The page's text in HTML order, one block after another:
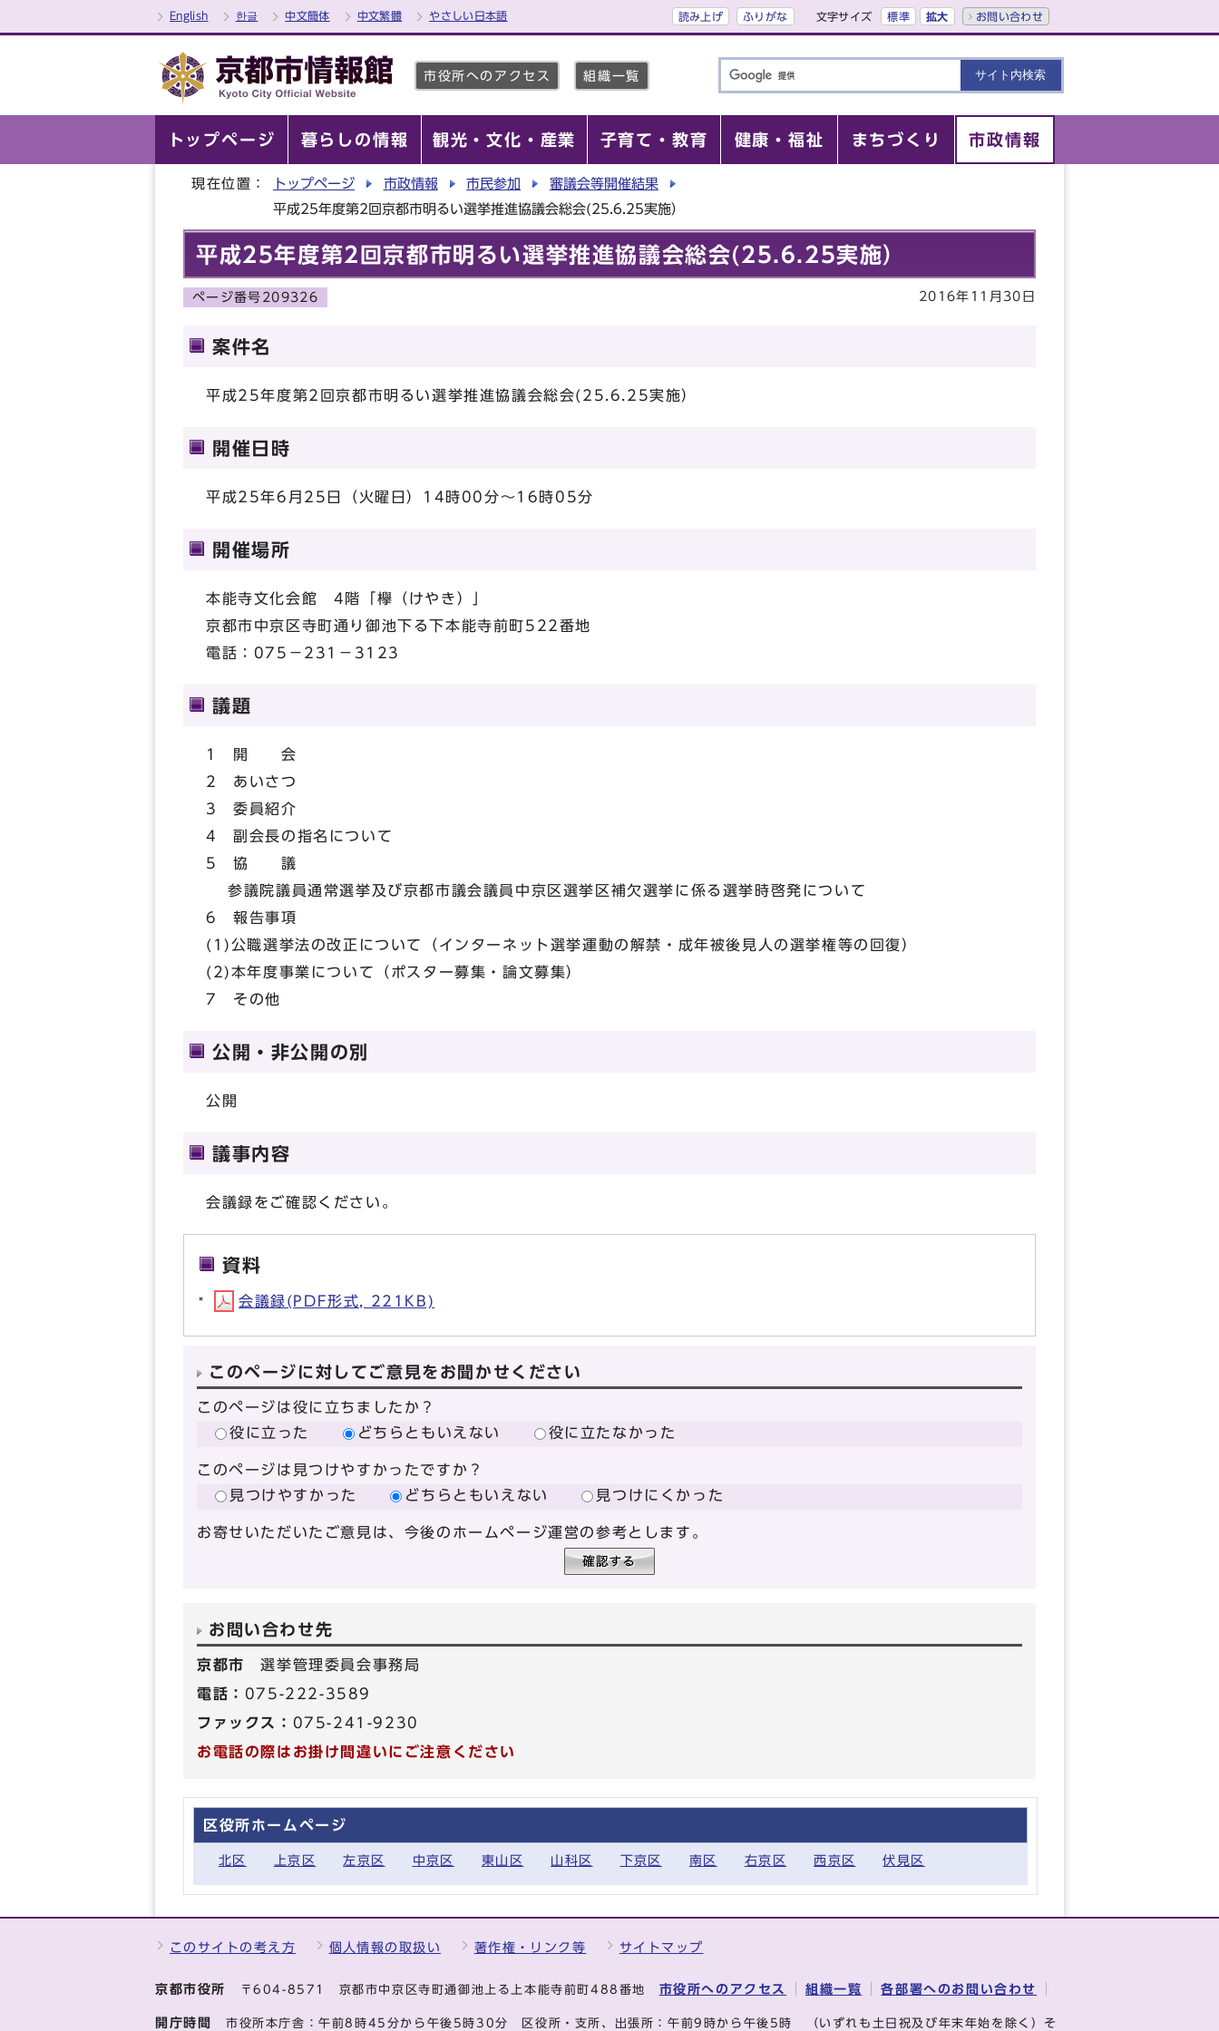
English 한글 中文簡体 中文繁體 やさしい日本語 読み上げ ふりがな 文字サイズ 標準 拡大 お問い合わせ
市役所へのアクセス 組織一覧
トップページ 暮らしの情報 観光・文化・産業 子育て・教育 健康・福祉 まちづくり 市政情報
現在位置： トップページ 市政情報 市民参加
審議会等開催結果
平成25年度第2回京都市明るい選挙推進協議会総会(25.6.25実施）
平成25年度第2回京都市明るい選挙推進協議会総会(25.6.25実施）
ページ番号209326 2016年11月30日
案件名
平成25年度第2回京都市明るい選挙推進協議会総会(25.6.25実施）
開催日時
平成25年6月25日（火曜日）14時00分～16時05分
開催場所
本能寺文化会館 4階「欅（けやき）」
京都市中京区寺町通り御池下る下本能寺前町522番地
電話：075－231－3123
議題
1 開 会
2 あいさつ
3 委員紹介
4 副会長の指名について
5 協 議
参議院議員通常選挙及び京都市議会議員中京区選挙区補欠選挙に係る選挙時啓発について
6 報告事項
(1)公職選挙法の改正について（インターネット選挙運動の解禁・成年被後見人の選挙権等の回復）
(2)本年度事業について（ポスター募集・論文募集）
7 その他
公開・非公開の別
公開
議事内容
会議録をご確認ください。
資料
会議録(PDF形式, 221KB)
このページに対してご意見をお聞かせください
このページは役に立ちましたか？
役に立った
どちらともいえない 役に立たなかった
このページは見つけやすかったですか？
見つけやすかった
どちらともいえない 見つけにくかった
お寄せいただいたご意見は、今後のホームページ運営の参考とします。
お問い合わせ先
京都市選挙管理委員会事務局
電話： 075-222-3589
ファックス： 075-241-9230
お電話の際はお掛け間違いにご注意ください
区役所ホームページ
北区 上京区 左京区 中京区 東山区 山科区 下京区 南区 右京区 西京区 伏見区
このサイトの考え方 個人情報の取扱い 著作権・リンク等 サイトマップ
京都市役所 〒604-8571 京都市中京区寺町通御池上る上本能寺前町488番地 市役所へのアクセス 組織一覧 各部署へのお問い合わせ
開庁時間 市役所本庁舎：午前8時45分から午後5時30分 区役所・支所、出張所：午前9時から午後5時 （いずれも土日祝及び年末年始を除く）そ